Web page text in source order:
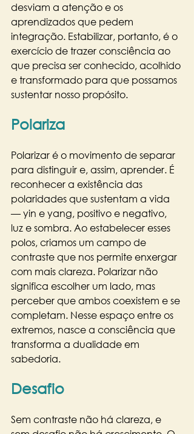
desviam a atenção e os
aprendizados que pedem
integração. Estabilizar, portanto, é o
exercício de trazer consciência ao
que precisa ser conhecido, acolhido
e transformado para que possamos
sustentar nosso propósito.
Polariza
Polarizar é o movimento de separar
para distinguir e, assim, aprender. É
reconhecer a existência das
polaridades que sustentam a vida
— yin e yang, positivo e negativo,
luz e sombra. Ao estabelecer esses
polos, criamos um campo de
contraste que nos permite enxergar
com mais clareza. Polarizar não
significa escolher um lado, mas
perceber que ambos coexistem e se
completam. Nesse espaço entre os
extremos, nasce a consciência que
transforma a dualidade em
sabedoria.
Desafio
Sem contraste não há clareza, e